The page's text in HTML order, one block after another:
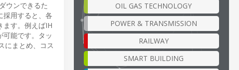
ウンできるた
採用すると、各
ます。例えばIH
可能です。タッ
にまとめ、コス
OIL GAS TECHNOLOGY
POWER & TRANSMISSION
RAILWAY
SMART BUILDING